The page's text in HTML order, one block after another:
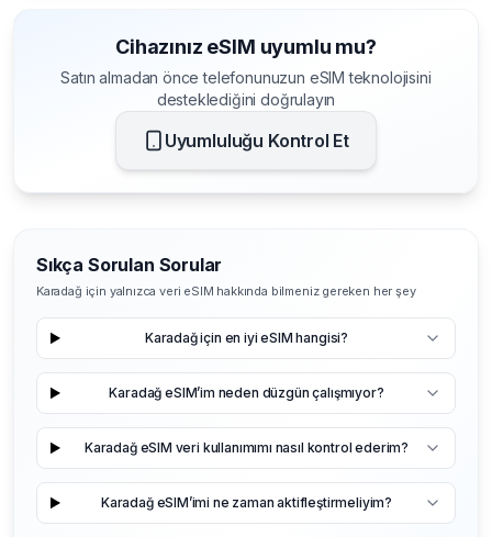
Cihazınız eSIM uyumlu mu?
Satın almadan önce telefonunuzun eSIM teknolojisini
desteklediğini doğrulayın
Uyumluluğu Kontrol Et
Sıkça Sorulan Sorular
Karadağ için yalnızca veri eSIM hakkında bilmeniz gereken her şey
Karadağ için en iyi eSIM hangisi?
Karadağ eSIM’im neden düzgün çalışmıyor?
Karadağ eSIM veri kullanımımı nasıl kontrol ederim?
Karadağ eSIM’imi ne zaman aktifleştirmeliyim?